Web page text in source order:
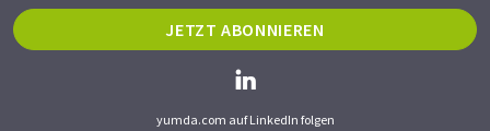
JETZT ABONNIEREN
yumda.com auf LinkedIn folgen